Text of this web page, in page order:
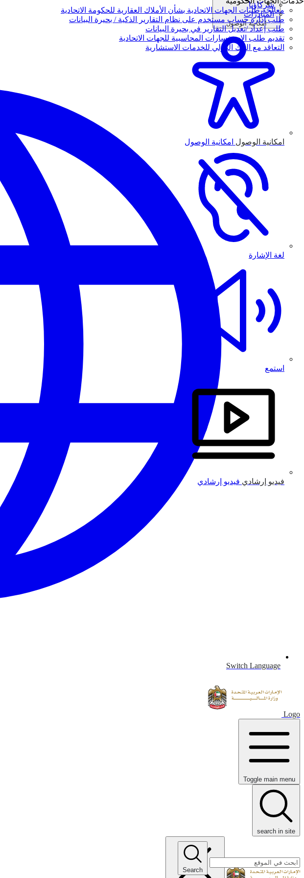
معالجة طلبات الجهات الاتحادية بشأن الأملاك العقارية للحكومة الاتحادية
طلب إدارة حساب مستخدم على نظام التقارير الذكية / بحيرة البيانات
طلب إعداد /تعديل التقارير في بحيرة البيانات
تقديم طلب الاستفسارات المحاسبية للجهات الاتحادية
التعاقد مع البنك الدولي للخدمات الاستشارية
شركاؤنا
المبادرات
امكانية الوصول
امكانية الوصول امكانية الوصول
لغة الإشارة
استمع
فيديو إرشادي فيديو إرشادي
Switch Language
Logo
Toggle main menu
search in site
Search